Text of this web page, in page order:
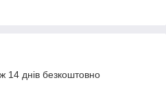
14 днів безкоштовно